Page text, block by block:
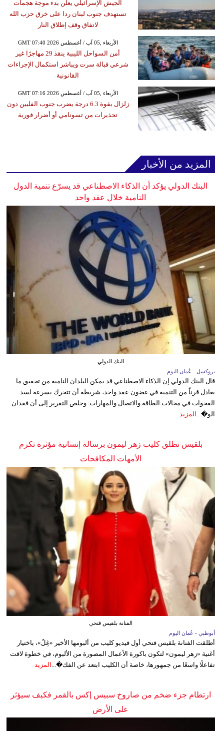
الجيش الإسرائيلي يعلن بدء موجة هجمات
تستهدف جنوب لبنان ردا على خرق حزب الله
لاتفاق وقف إطلاق النار
GMT 07:40 2026 الأربعاء ,05 آب / أغسطس
أمن السواحل الليبية ينقذ 29 مهاجرًا غير
شرعي قبالة سرت ويباشر استكمال الإجراءات
القانونية
GMT 07:16 2026 الأربعاء ,05 آب / أغسطس
زلزال بقوة 6.3 درجة يضرب جنوب الفلبين دون
تحذيرات من تسونامي أو أضرار فورية
المزيد من الأخبار
البنك الدولي يؤكد أن الذكاء الاصطناعي قد يسرّع تنمية الدول
النامية خلال عقد واحد
البنك الدولي
بروكسل - عُمان اليوم
قال البنك الدولي إن الذكاء الاصطناعي قد يمكن البلدان النامية من تحقيق ما
يعادل قرناً من التنمية في غضون عقد واحد، شريطة أن تتحرك بسرعة لسد
الفجوات في مجالات الطاقة والاتصال والمهارات. وخلص التقرير إلى أن فقدان
الو�... المزيد
بلقيس تطلق كليب زهر ليمون برسالة إنسانية مؤثرة تكرم
الأمهات المكافحات
الفنانة بلقيس فتحي
أبوظبي - عُمان اليوم
أطلقت الفنانة بلقيس فتحي أول فيديو كليب من ألبومها الأخير «غِلّ»، باختيار
أغنية «زهر ليمون» لتكون باكورة الأعمال المصورة من الألبوم، في خطوة لاقت
تفاعلًا واسعًا من جمهورها، خاصة أن الكليب ابتعد عن الفك�... المزيد
ارتطام جزء ضخم من صاروخ سبيس إكس بالقمر فكيف سيؤثر
على الأرض